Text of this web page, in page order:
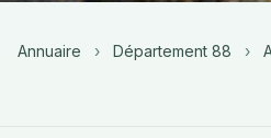
Annuaire › Département 88 ›